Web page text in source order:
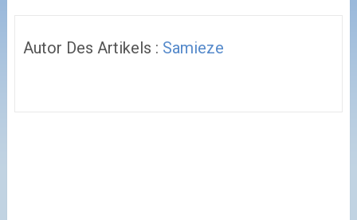
Autor Des Artikels : Samieze